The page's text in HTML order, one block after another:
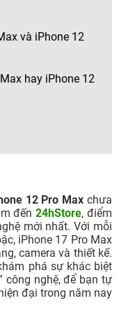
và iPhone 12
hay iPhone 12
12 Pro Max chưa
đến24hStore, điểm
mới nhất. Với mỗi
iPhone 17 Pro Max
camera và thiết kế.
phá sự khác biệt
công nghệ, để bạn tự
đại trong năm nay